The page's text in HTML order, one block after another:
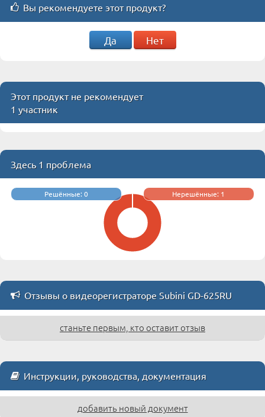
Вы рекомендуете этот продукт?
Да Нет
Этот продукт не рекомендует
1 участник
Здесь 1 проблема
Решённые: 0 Нерешённые: 1
Отзывы о видеорегистраторе Subini GD-625RU
станьте первым, кто оставит отзыв
Инструкции, руководства, документация
добавить новый документ